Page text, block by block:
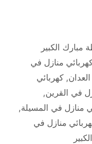
مبارك الكبير
منازل في
, كهربائي
في القرين,
منازل في المسيلة,
منازل في